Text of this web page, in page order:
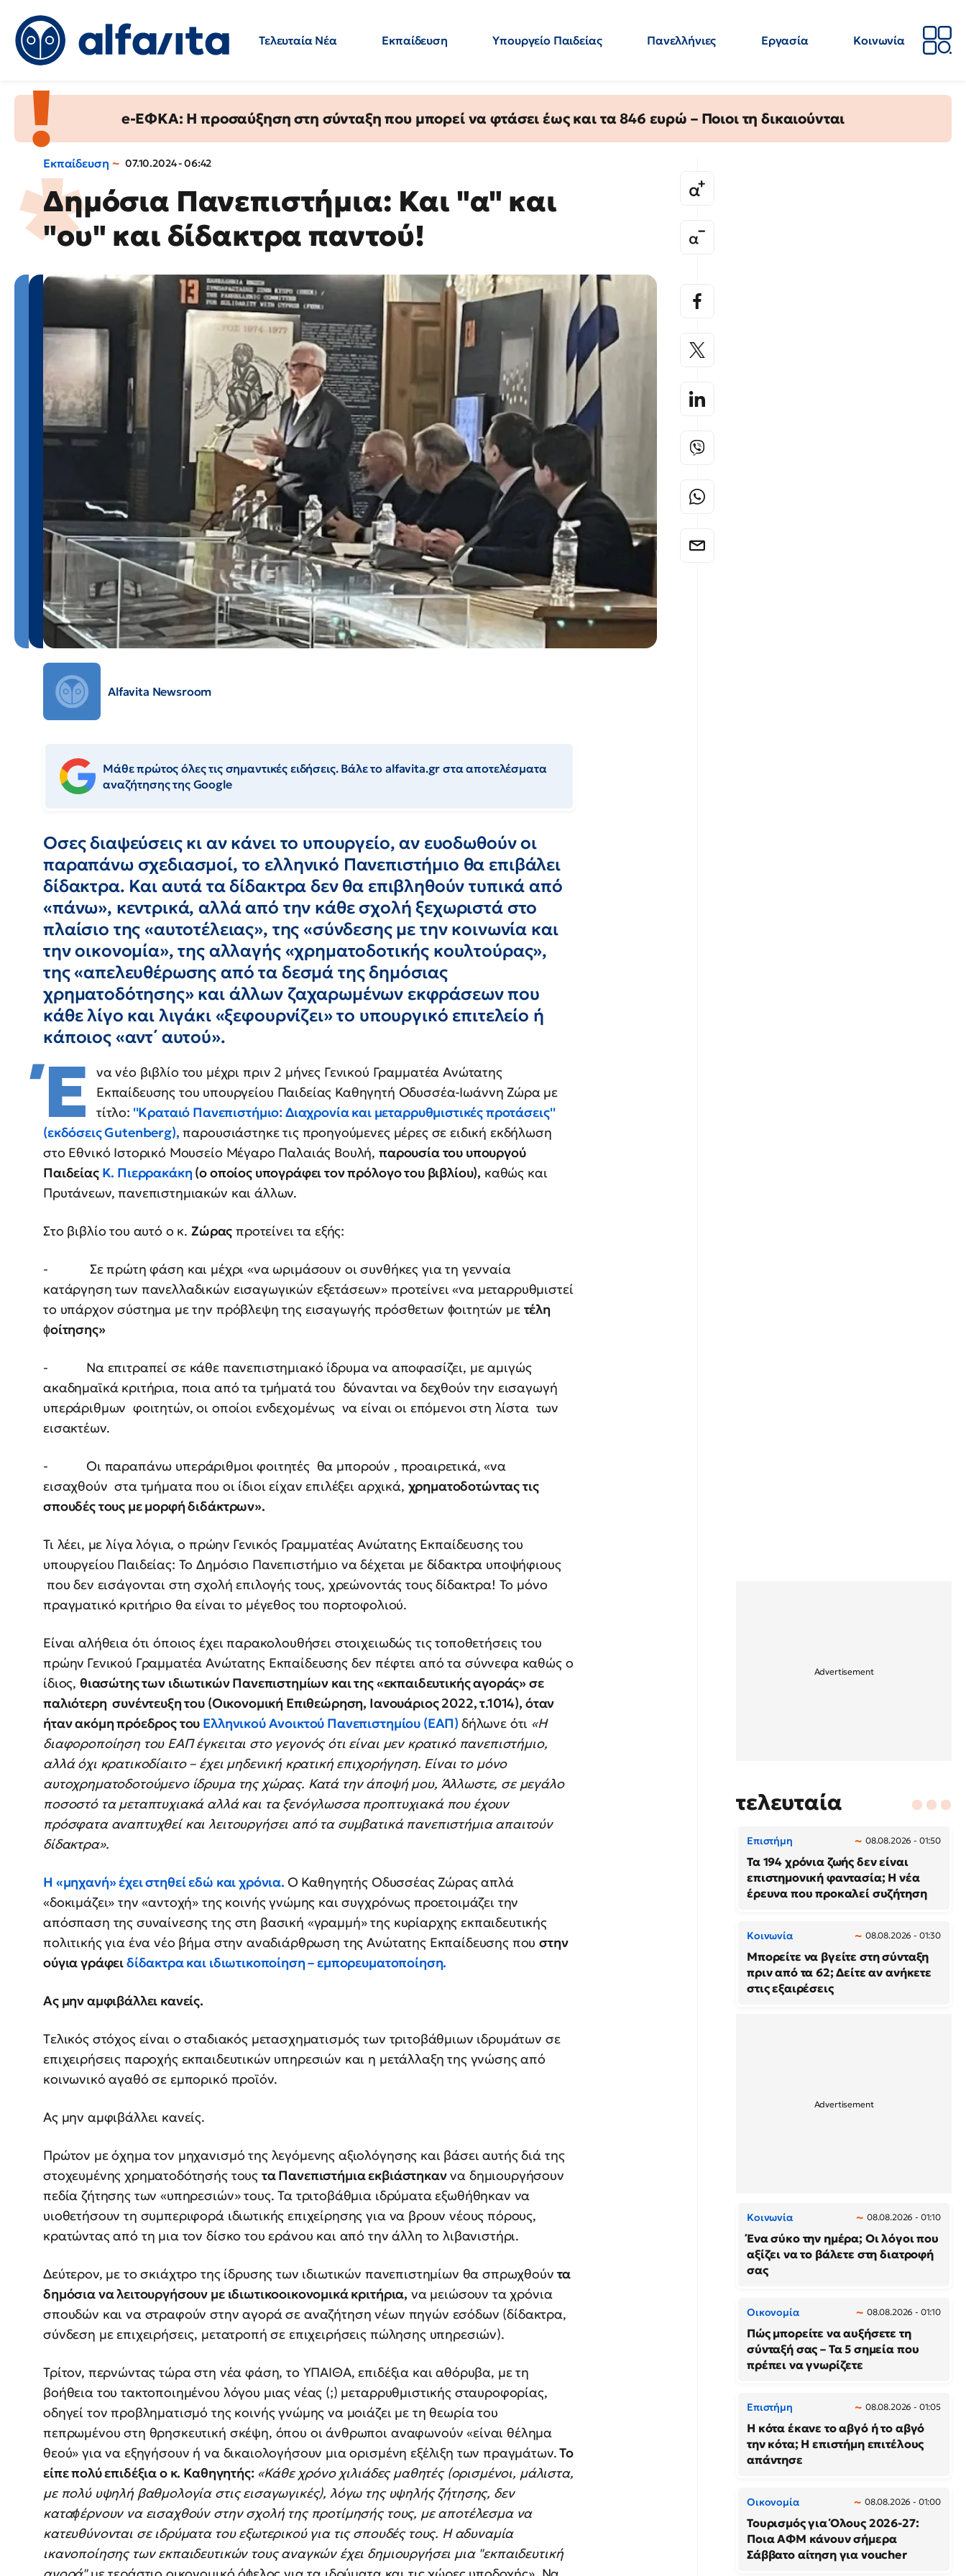
Τελευταία Νέα Εκπαίδευση Υπουργείο Παιδείας Πανελλήνιες Εργασία
Κοινωνία
e-ΕΦΚΑ: Η προσαύξηση στη σύνταξη που μπορεί να φτάσει έως και τα 846 ευρώ – Ποιοι τη δικαιούνται
Εκπαίδευση 07.10.2024 - 06:42
Δημόσια Πανεπιστήμια: Και "α" και
"ου" και δίδακτρα παντού!
Alfavita Newsroom
Μάθε πρώτος όλες τις σημαντικές ειδήσεις. Βάλε το alfavita.gr στα αποτελέσματα
αναζήτησης της Google
Οσες διαψεύσεις κι αν κάνει το υπουργείο, αν ευοδωθούν οι
παραπάνω σχεδιασμοί, το ελληνικό Πανεπιστήμιο θα επιβάλει
δίδακτρα. Και αυτά τα δίδακτρα δεν θα επιβληθούν τυπικά από
«πάνω», κεντρικά, αλλά από την κάθε σχολή ξεχωριστά στο
πλαίσιο της «αυτοτέλειας», της «σύνδεσης με την κοινωνία και
την οικονομία», της αλλαγής «χρηματοδοτικής κουλτούρας»,
της «απελευθέρωσης από τα δεσμά της δημόσιας
χρηματοδότησης» και άλλων ζαχαρωμένων εκφράσεων που
κάθε λίγο και λιγάκι «ξεφουρνίζει» το υπουργικό επιτελείο ή
κάποιος «αντ΄ αυτού».
Έ
να νέο βιβλίο του μέχρι πριν 2 μήνες Γενικού Γραμματέα Ανώτατης
Εκπαίδευσης του υπουργείου Παιδείας Καθηγητή Οδυσσέα-Ιωάννη Ζώρα με
τίτλο: ''Κραταιό Πανεπιστήμιο: Διαχρονία και μεταρρυθμιστικές προτάσεις''
(εκδόσεις Gutenberg), παρουσιάστηκε τις προηγούμενες μέρες σε ειδική εκδήλωση
στο Εθνικό Ιστορικό Μουσείο Μέγαρο Παλαιάς Βουλή, παρουσία του υπουργού
Παιδείας Κ. Πιερρακάκη (ο οποίος υπογράφει τον πρόλογο του βιβλίου), καθώς και
Πρυτάνεων, πανεπιστημιακών και άλλων.
Στο βιβλίο του αυτό ο κ. Ζώρας προτείνει τα εξής:
- Σε πρώτη φάση και μέχρι «να ωριμάσουν οι συνθήκες για τη γενναία
κατάργηση των πανελλαδικών εισαγωγικών εξετάσεων» προτείνει «να μεταρρυθμιστεί
το υπάρχον σύστημα με την πρόβλεψη της εισαγωγής πρόσθετων ϕοιτητών με τέλη
ϕοίτησης»
- Να επιτραπεί σε κάθε πανεπιστημιακό ίδρυμα να αποφασίζει, με αμιγώς
ακαδημαϊκά κριτήρια, ποια από τα τμήματά του δύνανται να δεχθούν την εισαγωγή
υπεράριθμων φοιτητών, οι οποίοι ενδεχομένως να είναι οι επόμενοι στη λίστα των
εισακτέων.
- Οι παραπάνω υπεράριθμοι φοιτητές θα μπορούν , προαιρετικά, «να
εισαχθούν στα τμήματα που οι ίδιοι είχαν επιλέξει αρχικά, χρηματοδοτώντας τις
σπουδές τους με μορφή διδάκτρων».
Τι λέει, με λίγα λόγια, ο πρώην Γενικός Γραμματέας Ανώτατης Εκπαίδευσης του
υπουργείου Παιδείας: Το Δημόσιο Πανεπιστήμιο να δέχεται με δίδακτρα υποψήφιους
που δεν εισάγονται στη σχολή επιλογής τους, χρεώνοντάς τους δίδακτρα! Το μόνο
πραγματικό κριτήριο θα είναι το μέγεθος του πορτοφολιού.
Είναι αλήθεια ότι όποιος έχει παρακολουθήσει στοιχειωδώς τις τοποθετήσεις του
πρώην Γενικού Γραμματέα Ανώτατης Εκπαίδευσης δεν πέφτει από τα σύννεφα καθώς ο
ίδιος, θιασώτης των ιδιωτικών Πανεπιστημίων και της «εκπαιδευτικής αγοράς» σε
παλιότερη συνέντευξη του (Οικονομική Επιθεώρηση, Ιανουάριος 2022, τ.1014), όταν
ήταν ακόμη πρόεδρος του Ελληνικού Ανοικτού Πανεπιστημίου (ΕΑΠ) δήλωνε ότι «Η
διαφοροποίηση του ΕΑΠ έγκειται στο γεγονός ότι είναι μεν κρατικό πανεπιστήμιο,
αλλά όχι κρατικοδίαιτο – έχει μηδενική κρατική επιχορήγηση. Είναι το μόνο
αυτοχρηματοδοτούμενο ίδρυμα της χώρας. Κατά την άποψή μου, Άλλωστε, σε μεγάλο
ποσοστό τα μεταπτυχιακά αλλά και τα ξενόγλωσσα προπτυχιακά που έχουν
πρόσφατα αναπτυχθεί και λειτουργήσει από τα συμβατικά πανεπιστήμια απαιτούν
δίδακτρα».
Η «μηχανή» έχει στηθεί εδώ και χρόνια. Ο Καθηγητής Οδυσσέας Ζώρας απλά
«δοκιμάζει» την «αντοχή» της κοινής γνώμης και συγχρόνως προετοιμάζει την
απόσπαση της συναίνεσης της στη βασική «γραμμή» της κυρίαρχης εκπαιδευτικής
πολιτικής για ένα νέο βήμα στην αναδιάρθρωση της Ανώτατης Εκπαίδευσης πουστην
ούγια γράφειδίδακτρα και ιδιωτικοποίηση – εμπορευματοποίηση.
Ας μην αμφιβάλλει κανείς.
Tελικός στόχος είναι ο σταδιακός μετασχηματισμός των τριτοβάθμιων ιδρυμάτων σε
επιχειρήσεις παροχής εκπαιδευτικών υπηρεσιών και η μετάλλαξη της γνώσης από
κοινωνικό αγαθό σε εμπορικό προϊόν.
Aς μην αμφιβάλλει κανείς.
Πρώτον με όχημα τον μηχανισμό της λεγόμενης αξιολόγησης και βάσει αυτής διά της
στοχευμένης χρηματοδότησής τους τα Πανεπιστήμια εκβιάστηκαννα δημιουργήσουν
πεδία ζήτησης των «υπηρεσιών» τους. Τα τριτοβάθμια ιδρύματα εξωθήθηκαν να
υιοθετήσουν τη συμπεριφορά ιδιωτικής επιχείρησης για να βρουν νέους πόρους,
κρατώντας από τη μια τον δίσκο του εράνου και από την άλλη το λιβανιστήρι.
Δεύτερον, με το σκιάχτρο της ίδρυσης των ιδιωτικών πανεπιστημίων θα σπρωχθούν τα
δημόσια να λειτουργήσουν με ιδιωτικοοικονομικά κριτήρια, να μειώσουν τα χρόνια
σπουδών και να στραφούν στην αγορά σε αναζήτηση νέων πηγών εσόδων (δίδακτρα,
σύνδεση με επιχειρήσεις, μετατροπή σε επιχειρήσεις πώλησης υπηρεσιών).
Τρίτον, περνώντας τώρα στη νέα φάση, το ΥΠΑΙΘΑ, επιδέξια και αθόρυβα, με τη
βοήθεια του τακτοποιημένου λόγου μιας νέας (;) μεταρρυθμιστικής σταυροφορίας,
οδηγεί τον προβληματισμό της κοινής γνώμης να μοιάζει με τη θεωρία του
πεπρωμένου στη θρησκευτική σκέψη, όπου οι άνθρωποι αναφωνούν «είναι θέλημα
θεού» για να εξηγήσουν ή να δικαιολογήσουν μια ορισμένη εξέλιξη των πραγμάτων.Το
είπε πολύ επιδέξια ο κ. Καθηγητής: «Κάθε χρόνο χιλιάδες μαθητές (ορισμένοι, μάλιστα,
με πολύ υψηλή βαθμολογία στις εισαγωγικές), λόγω της υψηλής ζήτησης, δεν
καταϕέρνουν να εισαχθούν στην σχολή της προτίμησής τους, με αποτέλεσμα να
κατευθύνονται σε ιδρύματα του εξωτερικού για τις σπουδές τους. Η αδυναμία
ικανοποίησης των εκπαιδευτικών τους αναγκών έχει δημιουργήσει μια "εκπαιδευτική
τελευταία
Επιστήμη 08.08.2026 - 01:50
Τα 194 χρόνια ζωής δεν είναι
επιστημονική φαντασία; Η νέα
έρευνα που προκαλεί συζήτηση
Κοινωνία 08.08.2026 - 01:30
Μπορείτε να βγείτε στη σύνταξη
πριν από τα 62; Δείτε αν ανήκετε
στις εξαιρέσεις
Κοινωνία 08.08.2026 - 01:10
Ένα σύκο την ημέρα; Οι λόγοι που
αξίζει να το βάλετε στη διατροφή
σας
Οικονομία 08.08.2026 - 01:10
Πώς μπορείτε να αυξήσετε τη
σύνταξή σας – Τα 5 σημεία που
πρέπει να γνωρίζετε
Επιστήμη 08.08.2026 - 01:05
Η κότα έκανε το αβγό ή το αβγό
την κότα; Η επιστήμη επιτέλους
απάντησε
Οικονομία 08.08.2026 - 01:00
Τουρισμός για Όλους 2026-27:
Ποια ΑΦΜ κάνουν σήμερα
Σάββατο αίτηση για voucher